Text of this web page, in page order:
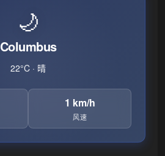
🌙
Columbus
22°C · 晴
1 km/h
风速